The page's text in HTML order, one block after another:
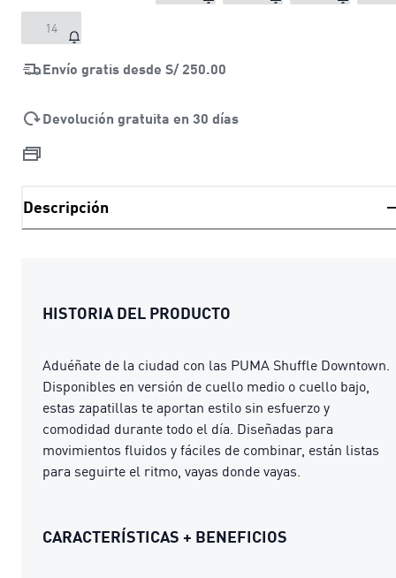
14
Envío gratis desde S/ 250.00
Devolución gratuita en 30 días
Descripción
HISTORIA DEL PRODUCTO
Aduéñate de la ciudad con las PUMA Shuffle Downtown.
Disponibles en versión de cuello medio o cuello bajo,
estas zapatillas te aportan estilo sin esfuerzo y
comodidad durante todo el día. Diseñadas para
movimientos fluidos y fáciles de combinar, están listas
para seguirte el ritmo, vayas donde vayas.
CARACTERÍSTICAS + BENEFICIOS